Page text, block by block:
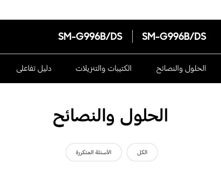
SM-G996B/DS
SM-G996B/DS
الحلول والنصائح الكتيبات والتنزيلات دليل تفاعلى
الحلول والنصائح
الكل الأسئلة المتكررة